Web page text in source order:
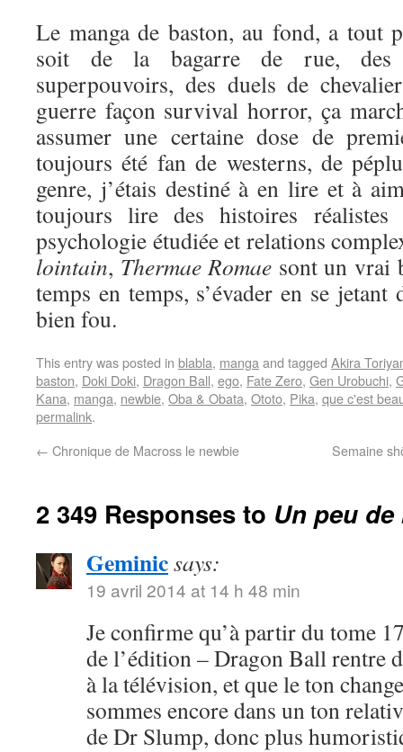
Le manga de baston, au fond, a tout
soit de la bagarre de rue, des
superpouvoirs, des duels de
guerre façon survival horror, ça
assumer une certaine dose de
toujours été fan de westerns, de
genre, j’étais destiné à en lire et à
toujours lire des histoires
psychologie étudiée et relations
lointain, Thermae Romae sont un vrai
temps en temps, s’évader en se jetant
bien fou.
This entry was posted in blabla, manga and tagged Akira
baston, Doki Doki, Dragon Ball, ego, Fate Zero, Gen Urobuchi,
Kana, manga, newbie, Oba & Obata, Ototo, Pika, que c'est
permalink.
← Chronique de Macross le newbie Semaine
2 349 Responses to Un peu
Geminicsays:
19 avril 2014 at 14 h 48 min
Je confirme qu’à partir du tome
de l’édition – Dragon Ball rentre
à la télévision, et que le ton
sommes encore dans un ton
de Dr Slump, donc plus